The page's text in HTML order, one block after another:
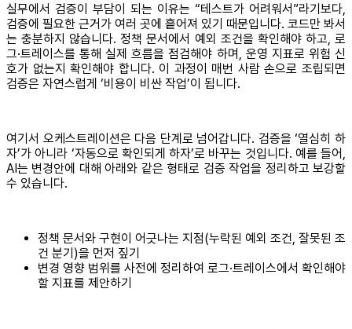
실무에서 검증이 부담이 되는 이유는 “테스트가 어려워서”라기보다,
검증에 필요한 근거가 여러 곳에 흩어져 있기 때문입니다. 코드만 봐서
는 충분하지 않습니다. 정책 문서에서 예외 조건을 확인해야 하고, 로
그·트레이스를 통해 실제 흐름을 점검해야 하며, 운영 지표로 위험 신
호가 없는지 확인해야 합니다. 이 과정이 매번 사람 손으로 조립되면
검증은 자연스럽게 ‘비용이 비싼 작업’이 됩니다.
여기서 오케스트레이션은 다음 단계로 넘어갑니다. 검증을 ‘열심히 하
자’가 아니라 ‘자동으로 확인되게 하자’로 바꾸는 것입니다. 예를 들어,
AI는 변경안에 대해 아래와 같은 형태로 검증 작업을 정리하고 보강할
수 있습니다.
정책 문서와 구현이 어긋나는 지점(누락된 예외 조건, 잘못된 조
건 분기)을 먼저 짚기
변경 영향 범위를 사전에 정리하여 로그·트레이스에서 확인해야
할 지표를 제안하기